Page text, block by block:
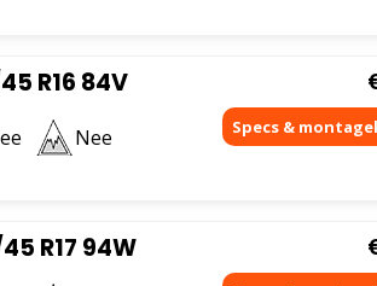
R16 84V
Nee
R17 94W